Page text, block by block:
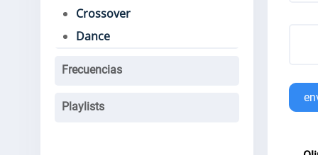
Crossover
Dance
Frecuencias
Playlists